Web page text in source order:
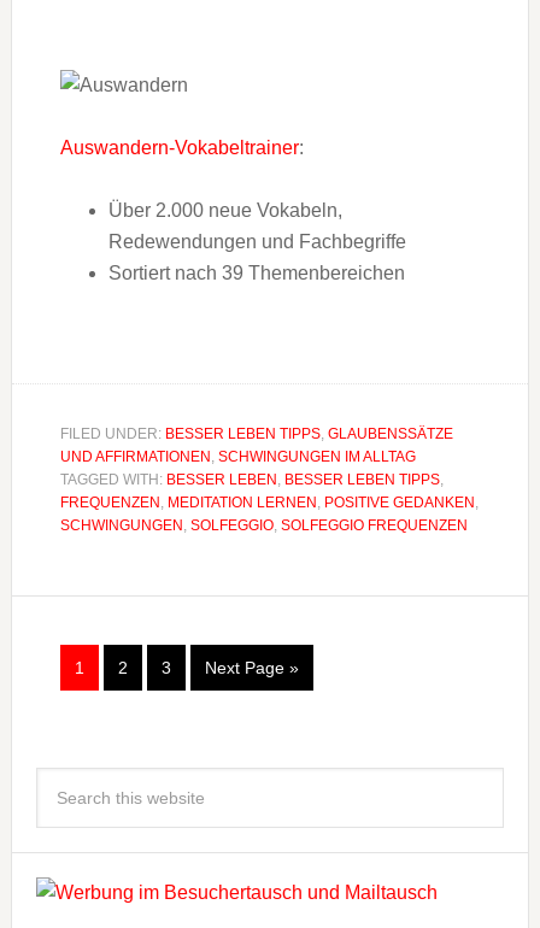
Auswandern-Vokabeltrainer:
Über 2.000 neue Vokabeln,
Redewendungen und Fachbegriffe
Sortiert nach 39 Themenbereichen
FILED UNDER: BESSER LEBEN TIPPS, GLAUBENSSÄTZE
UND AFFIRMATIONEN SCHWINGUNGEN IM ALLTAG
TAGGED WITH: BESSER LEBEN BESSER LEBEN TIPPS,
FREQUENZEN MEDITATION LERNEN POSITIVE GEDANKEN
SCHWINGUNGEN SOLFEGGIO, SOLFEGGIO FREQUENZEN
1 2 3 Next Page »